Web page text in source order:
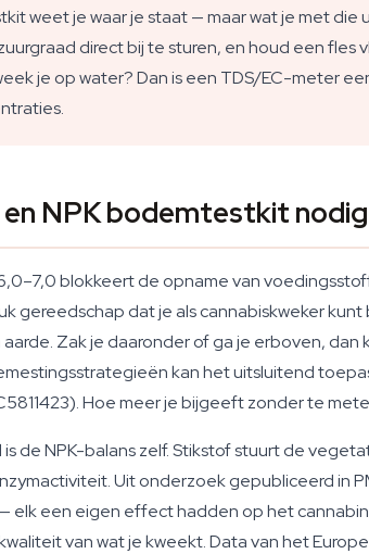
weet je waar je staat — maar wat je met
direct bij te sturen, en houd een
je op water? Dan is een TDS/EC-meter
en NPK bodemtestkit
blokkeert de opname van
gereedschap dat je als cannabiskweker
Zak je daaronder of ga je erboven,
kan het uitsluitend
Hoe meer je bijgeeft zonder te
de NPK-balans zelf. Stikstof stuurt de
Uit onderzoek gepubliceerd in
elk een eigen effect hadden op het
van wat je kweekt. Data van het